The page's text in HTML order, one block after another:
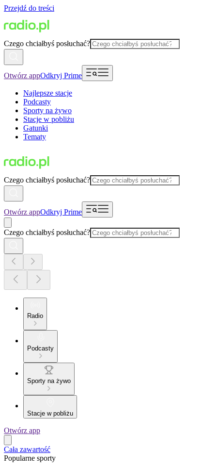
Przejdź do treści
Czego chciałbyś posłuchać?
Otwórz appOdkryj Prime
Najlepsze stacje
Podcasty
Sporty na żywo
Stacje w pobliżu
Gatunki
Tematy
Czego chciałbyś posłuchać?
Otwórz appOdkryj Prime
Czego chciałbyś posłuchać?
Radio
Podcasty
Sporty na żywo
Stacje w pobliżu
Otwórz app
Cała zawartość
Popularne sporty